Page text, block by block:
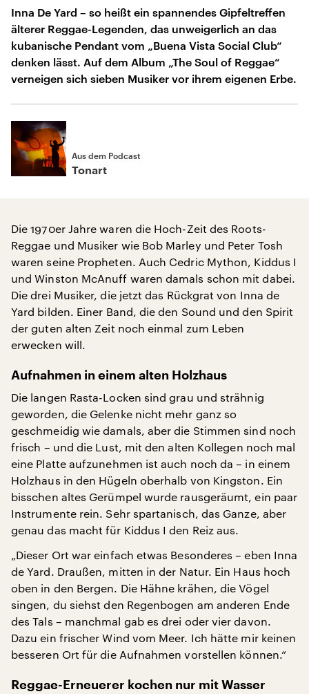
Inna De Yard – so heißt ein spannendes Gipfeltreffen
älterer Reggae-Legenden, das unweigerlich an das
kubanische Pendant vom „Buena Vista Social Club“
denken lässt. Auf dem Album „The Soul of Reggae“
verneigen sich sieben Musiker vor ihrem eigenen Erbe.
Aus dem Podcast
Tonart
Die 1970er Jahre waren die Hoch-Zeit des Roots-
Reggae und Musiker wie Bob Marley und Peter Tosh
waren seine Propheten. Auch Cedric Mython, Kiddus I
und Winston McAnuff waren damals schon mit dabei.
Die drei Musiker, die jetzt das Rückgrat von Inna de
Yard bilden. Einer Band, die den Sound und den Spirit
der guten alten Zeit noch einmal zum Leben
erwecken will.
Aufnahmen in einem alten Holzhaus
Die langen Rasta-Locken sind grau und strähnig
geworden, die Gelenke nicht mehr ganz so
geschmeidig wie damals, aber die Stimmen sind noch
frisch – und die Lust, mit den alten Kollegen noch mal
eine Platte aufzunehmen ist auch noch da – in einem
Holzhaus in den Hügeln oberhalb von Kingston. Ein
bisschen altes Gerümpel wurde rausgeräumt, ein paar
Instrumente rein. Sehr spartanisch, das Ganze, aber
genau das macht für Kiddus I den Reiz aus.
„Dieser Ort war einfach etwas Besonderes – eben Inna
de Yard. Draußen, mitten in der Natur. Ein Haus hoch
oben in den Bergen. Die Hähne krähen, die Vögel
singen, du siehst den Regenbogen am anderen Ende
des Tals – manchmal gab es drei oder vier davon.
Dazu ein frischer Wind vom Meer. Ich hätte mir keinen
besseren Ort für die Aufnahmen vorstellen können.“
Reggae-Erneuerer kochen nur mit Wasser